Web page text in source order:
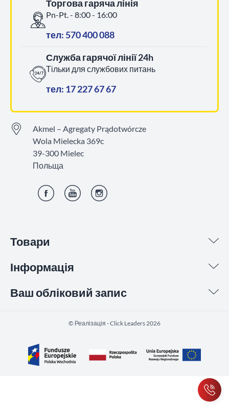
Товари
Інформація
Ваш обліковий запис
Торгова гаряча лінія
Pn-Pt. - 8:00 - 16:00
тел: 570 400 088
Служба гарячої лінії 24h
Тільки для службових питань
тел: 17 227 67 67
Akmel – Agregaty Prądotwórcze
Wola Mielecka 369c
39-300 Mielec
Польща
©️ Реалізація - Click Leaders 2026